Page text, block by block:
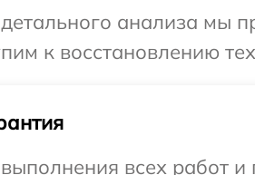
анализа мы
к восстановлению
всех работ